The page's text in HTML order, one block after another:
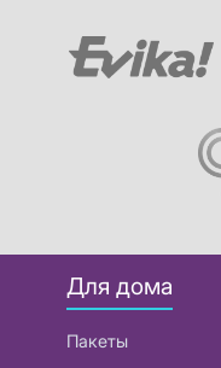
Для дома
Пакеты